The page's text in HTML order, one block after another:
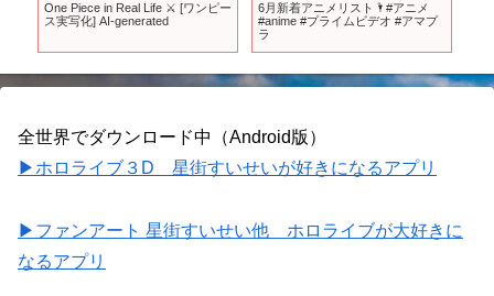
One Piece in Real Life ⚔️ [ワンピー
ス実写化] AI-generated
6月新着アニメリスト🌂#アニメ
#anime #プライムビデオ #アマプ
ラ
全世界でダウンロード中（Android版）
▶ホロライブ３D 星街すいせいが好きになるアプリ
▶ファンアート 星街すいせい他 ホロライブが大好きに
なるアプリ